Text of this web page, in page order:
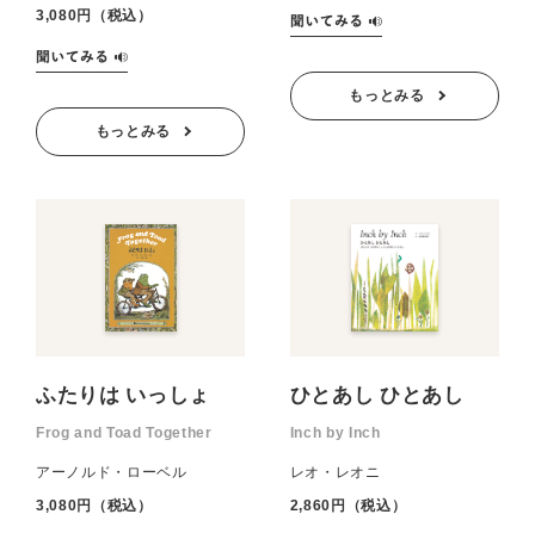
3,080円（税込）
もっとみる
もっとみる
ふたりは いっしょ
Frog and Toad Together
アーノルド・ローベル
3,080円（税込）
ひとあし ひとあし
Inch by Inch
レオ・レオニ
2,860円（税込）